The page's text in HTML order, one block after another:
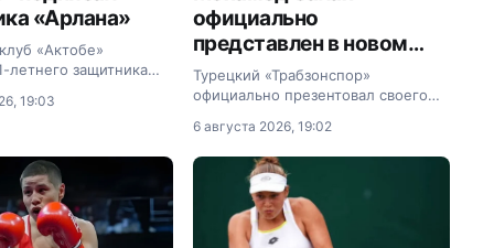
«Арлана»
«Актобе»
летнего защитника
игровой номер —
«Актобе»
В…
19:03
официально
представлен в новом
клубе
Турецкий «Трабзонспор»
официально презентовал своего
Мохамеда Салаха.
6 августа 2026, 19:02